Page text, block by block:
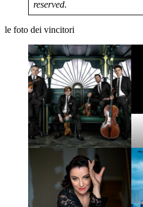
reserved.
le foto dei vincitori